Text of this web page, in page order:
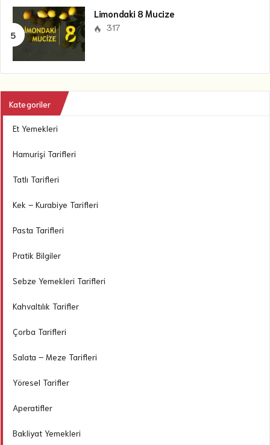
Limondaki 8 Mucize
317
Kategoriler
Et Yemekleri
Hamurişi Tarifleri
Tatlı Tarifleri
Kek – Kurabiye Tarifleri
Pasta Tarifleri
Pratik Bilgiler
Sebze Yemekleri Tarifleri
Kahvaltılık Tarifler
Çorba Tarifleri
Salata – Meze Tarifleri
Yöresel Tarifler
Aperatifler
Bakliyat Yemekleri